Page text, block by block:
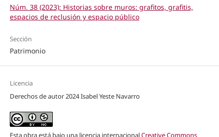
Núm. 38 (2023): Historias sobre muros: grafitos, grafitis,
espacios de reclusión y espacio público
Sección
Patrimonio
Licencia
Derechos de autor 2024 Isabel Yeste Navarro
Esta obra está bajo una licencia internacionalCreative Commons